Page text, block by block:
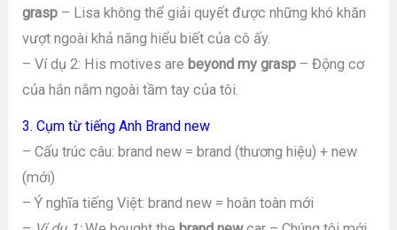
grasp – Lisa không thể giải quyết được những khó khăn
vượt ngoài khả năng hiểu biết của cô ấy.
– Ví dụ 2: His motives are beyond my grasp – Động cơ
của hắn nằm ngoài tầm tay của tôi.
3. Cụm từ tiếng Anh Brand new
– Cấu trúc câu: brand new = brand (thương hiệu) + new
(mới)
– Ý nghĩa tiếng Việt: brand new = hoàn toàn mới